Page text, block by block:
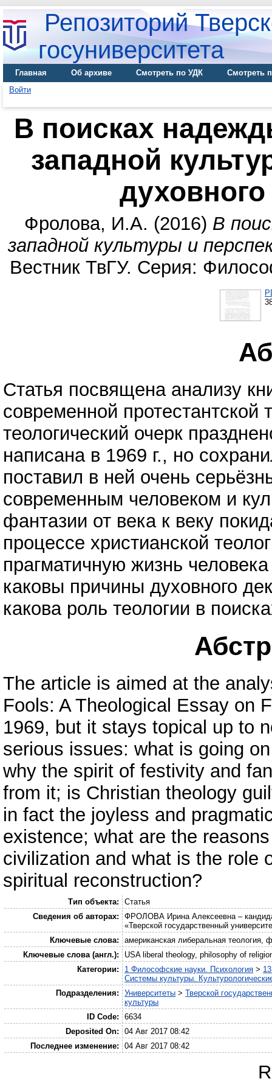
Репозиторий
госуниверситета
Главная Об архиве Смотреть по УДК
Смотреть
Войти
В поисках
западной
Фролова, И.А. (2016) В
западной культуры и
Вестник ТвГУ. Серия:
Статья посвящена анализу
современной
теологический очерк
написана в 1969 г., но
поставил в ней очень
современным человеком и
фантазии от века к веку
процессе христианской
прагматичную жизнь
каковы причины духовного
какова роль теологии в
The article is aimed at the
Fools: A Theological Essay on
1969, but it stays topical up to
serious issues: what is going
why the spirit of festivity and
from it; is Christian theology
in fact the joyless and
existence; what are the
civilization and what is the role
spiritual reconstruction?
Тип объекта:
Статья
Сведения об авторах:
ФРОЛОВА Ирина Алексеевна –
«Тверской государственный
Ключевые слова:
американская либеральная
Ключевые слова (англ.):
USA liberal theology, philosophy of
Категории:
1 Философские науки. Психология >
Системы культуры.
Подразделения:
Университеты >Тверской
культуры
ID Code:
6634
Deposited On:
04 Авг 2017 08:42
Последнее изменение:
04 Авг 2017 08:42